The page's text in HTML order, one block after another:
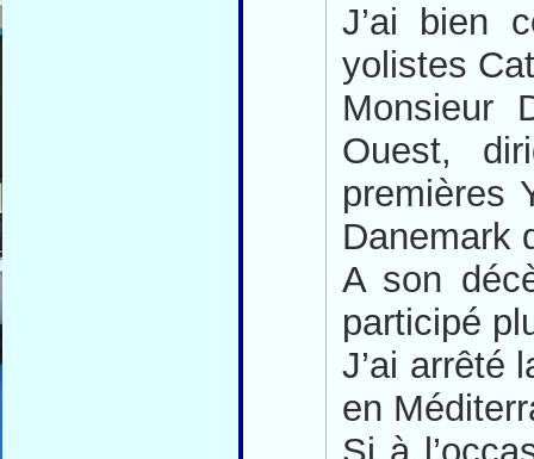
J’ai bien
yolistes
Monsieur
Ouest,
premières
Danemark
A son
participé
J’ai arrêté
en